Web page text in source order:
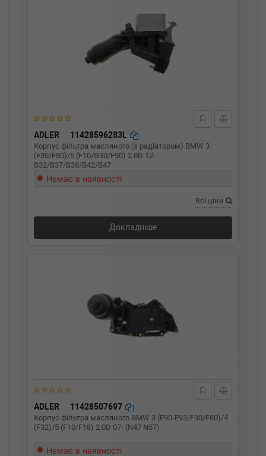
ADLER 11428596283L
Корпус фільтра масляного (з радіатором) BMW 3
(F30/F80)/5 (F10/G30/F90) 2.0D 12-
B32/B37/B38/B42/B47
Немає в наявності
Всі ціни
Докладніше
ADLER 11428507697
Корпус фільтра масляного BMW 3 (E90-E93/F30/F80)/4
(F32)/5 (F10/F18) 2.0D 07- (N47 N57)
Немає в наявності